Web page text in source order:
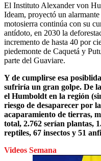
El Instituto Alexander von
Ideam, proyectó un
motosierra continúa con su
antídoto, en 2030 la
incremento de hasta 40 por
piedemonte de Caquetá y
parte del Guaviare.
Y de cumplirse esa
sufriría un gran golpe. De
el Humboldt en la región
riesgo de desaparecer por
acaparamiento de tierras,
total, 2.762 serían plantas,
reptiles, 67 insectos y 51
Videos Semana